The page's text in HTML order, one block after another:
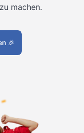
machen.
🎉